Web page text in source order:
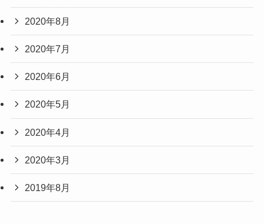
2020年8月
2020年7月
2020年6月
2020年5月
2020年4月
2020年3月
2019年8月